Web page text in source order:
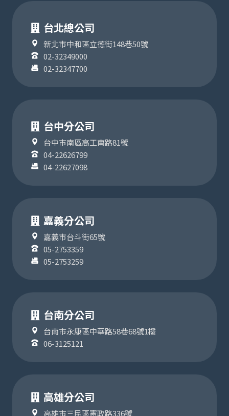
台北總公司
新北市中和區立德街148巷50號
02-32349000
02-32347700
台中分公司
台中市南區高工南路81號
04-22626799
04-22627098
嘉義分公司
嘉義市台斗街65號
05-2753359
05-2753259
台南分公司
台南市永康區中華路58巷68號1樓
06-3125121
高雄分公司
高雄市三民區憲政路336號